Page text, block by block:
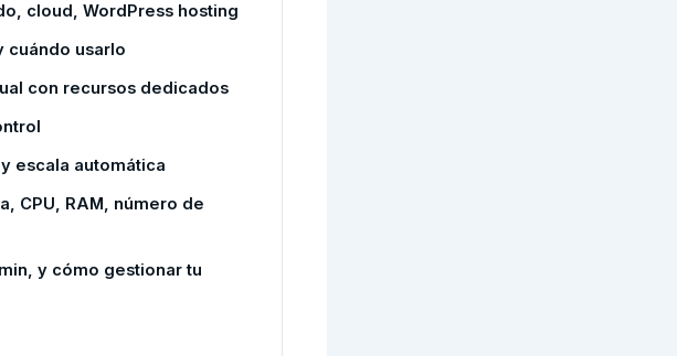
cloud, WordPress hosting
cuándo usarlo
con recursos dedicados
escala automática
CPU, RAM, número de
y cómo gestionar tu